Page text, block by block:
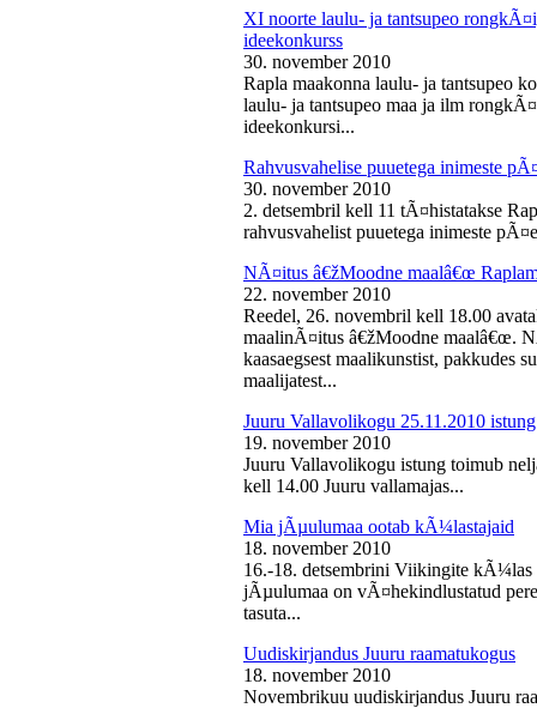
XI noorte laulu- ja tantsupeo
ideekonkurss
30. november 2010
Rapla maakonna laulu- ja tantsupeo
laulu- ja tantsupeo maa ja ilm
ideekonkursi...
Rahvusvahelise puuetega inimeste
30. november 2010
2. detsembril kell 11 tÃ¤histatakse
rahvusvahelist puuetega inimeste
NÃ¤itus â€žMoodne maalâ€œ
22. november 2010
Reedel, 26. novembril kell 18.00
maalinÃ¤itus â€žMoodne maalâ€œ.
kaasaegsest maalikunstist, pakkudes
maalijatest...
Juuru Vallavolikogu 25.11.2010 istung
19. november 2010
Juuru Vallavolikogu istung toimub
kell 14.00 Juuru vallamajas...
Mia jÃµulumaa ootab kÃ¼lastajaid
18. november 2010
16.-18. detsembrini Viikingite
jÃµulumaa on vÃ¤hekindlustatud
tasuta...
Uudiskirjandus Juuru raamatukogus
18. november 2010
Novembrikuu uudiskirjandus Juuru